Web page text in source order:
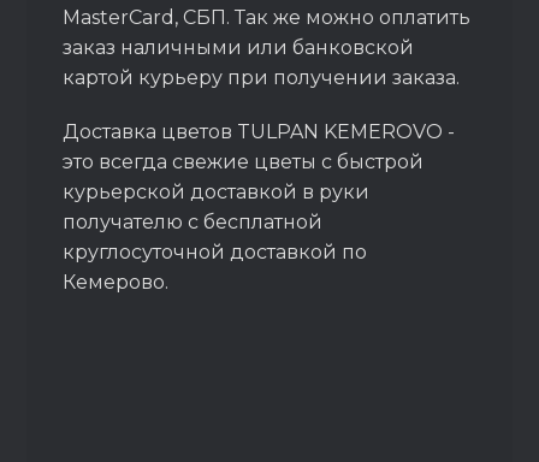
MasterCard, СБП. Так же можно оплатить
заказ наличными или банковской
картой курьеру при получении заказа.
Доставка цветов TULPAN KEMEROVO -
это всегда свежие цветы с быстрой
курьерской доставкой в руки
получателю с бесплатной
круглосуточной доставкой по
Кемерово.